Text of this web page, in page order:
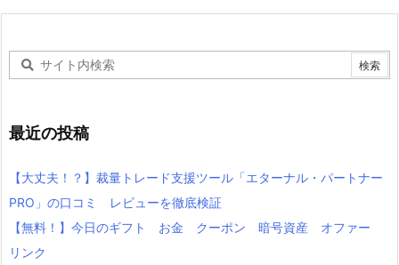
最近の投稿
【大丈夫！？】裁量トレード支援ツール「エターナル・パートナー
PRO」の口コミ レビューを徹底検証
【無料！】今日のギフト お金 クーポン 暗号資産 オファー
リンク